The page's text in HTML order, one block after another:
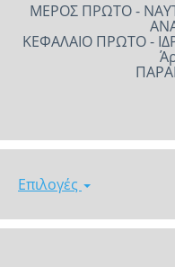
ΜΕΡΟΣ ΠΡΩΤΟ -
ΚΕΦΑΛΑΙΟ ΠΡΩΤΟ -
Επιλογές